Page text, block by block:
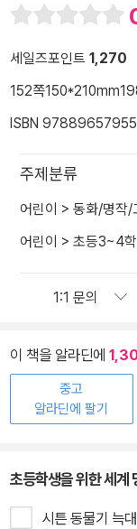
세일즈포인트 1,270
152쪽150*210mm
ISBN
주제분류
어린이 > 동화/명작/
어린이 > 초등3~4
이 책을 알라딘에
중고
알라딘에 팔기
초등학생을 위한 세계
시튼 동물기 늑